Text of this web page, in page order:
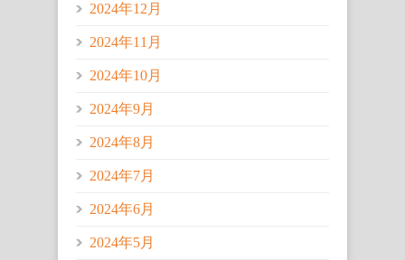
2024年12月
2024年11月
2024年10月
2024年9月
2024年8月
2024年7月
2024年6月
2024年5月